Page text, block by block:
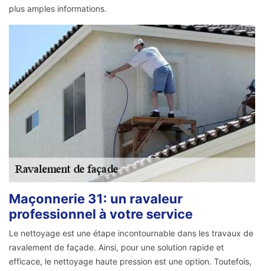
plus amples informations.
Maçonnerie 31: un ravaleur
professionnel à votre service
Le nettoyage est une étape incontournable dans les travaux de
ravalement de façade. Ainsi, pour une solution rapide et
efficace, le nettoyage haute pression est une option. Toutefois,